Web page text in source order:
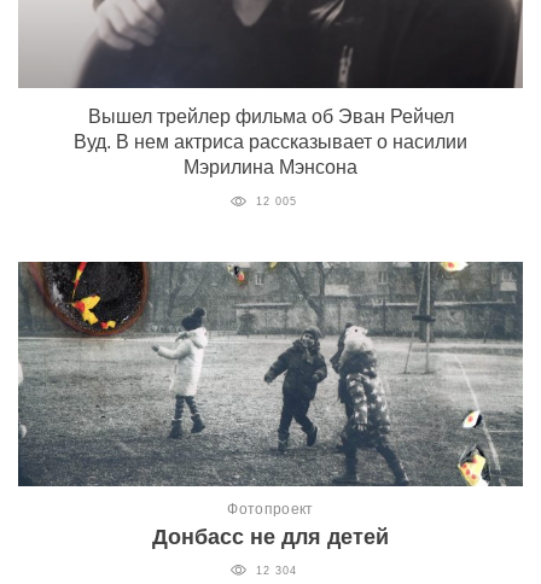
Вышел трейлер фильма об Эван Рейчел
Вуд. В нем актриса рассказывает о насилии
Мэрилина Мэнсона
12 005
Фотопроект
Донбасс не для детей
12 304